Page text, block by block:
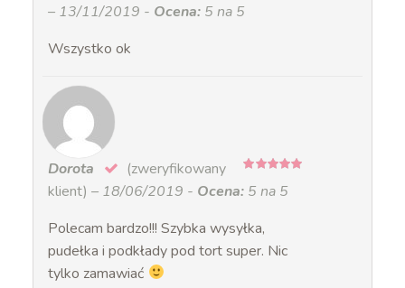
– 13/11/2019 - Ocena: 5 na 5
Wszystko ok
Dorota
(zweryfikowany
klient) – 18/06/2019 - Ocena: 5 na 5
Polecam bardzo!!! Szybka wysyłka,
pudełka i podkłady pod tort super. Nic
tylko zamawiać